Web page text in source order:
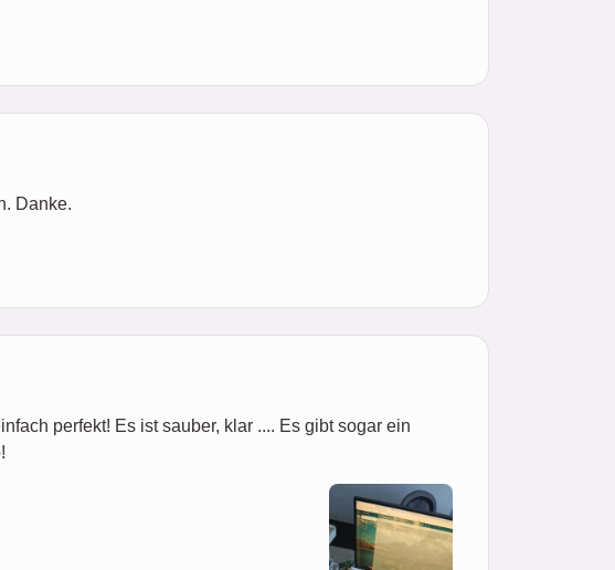
Danke.
perfekt! Es ist sauber, klar .... Es gibt sogar ein